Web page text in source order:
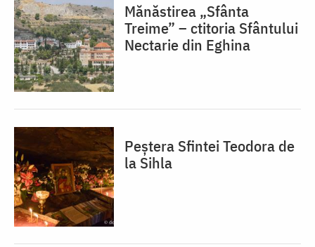
Mănăstirea „Sfânta
Treime” – ctitoria Sfântului
Nectarie din Eghina
Peștera Sfintei Teodora de
la Sihla